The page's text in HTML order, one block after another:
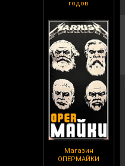
годов
Магазин
ОПЕРМАЙКИ